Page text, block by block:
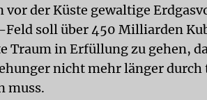
vor der Küste gewaltige
Feld soll über 450 Milliarden
Traum in Erfüllung zu gehen,
nicht mehr länger durch
muss.